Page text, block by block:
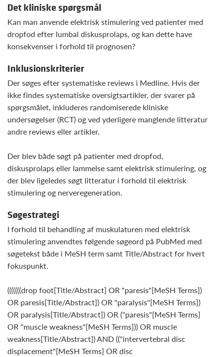
Det kliniske spørgsmål
Kan man anvende elektrisk stimulering ved patienter med
dropfod efter lumbal diskusprolaps, og kan dette have
konsekvenser i forhold til prognosen?
Inklusionskriterier
Der søges efter systematiske reviews i Medline. Hvis der
ikke findes systematiske oversigtsartikler, der svarer på
spørgsmålet, inkluderes randomiserede kliniske
undersøgelser (RCT) og ved yderligere manglende litteratur
andre reviews eller artikler.
Der blev både søgt på patienter med dropfod,
diskusprolaps eller lammelse samt elektrisk stimulering, og
der blev ligeledes søgt litteratur i forhold til elektrisk
stimulering og nerveregeneration.
Søgestrategi
I forhold til behandling af muskulaturen med elektrisk
stimulering anvendtes følgende søgeord på PubMed med
søgetekst både i MeSH term samt Title/Abstract for hvert
fokuspunkt.
(((((((drop foot[Title/Abstract] OR "paresis"[MeSH Terms])
OR paresis[Title/Abstract]) OR "paralysis"[MeSH Terms])
OR paralysis[Title/Abstract]) OR ("paresis"[MeSH Terms]
OR "muscle weakness"[MeSH Terms])) OR muscle
weakness[Title/Abstract]) AND (("intervertebral disc
displacement"[MeSH Terms] OR disc